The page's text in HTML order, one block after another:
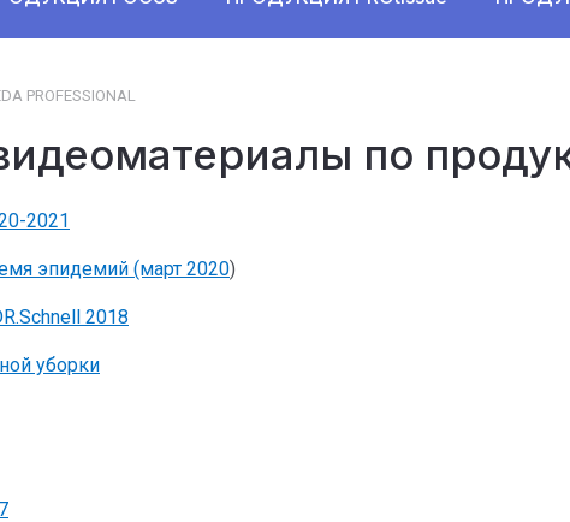
PROFESSIONAL
по
2021
эпидемий (март 2020)
2018
уборки